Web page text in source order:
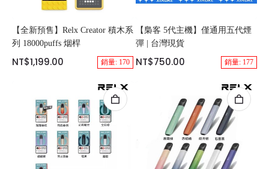
【全新預售】Relx Creator 積木系
列 18000puffs 烟桿
NT$1,199.00 銷量: 170
【梟客 5代主機】僅通用五代煙
彈 | 台灣現貨
NT$750.00 銷量: 177